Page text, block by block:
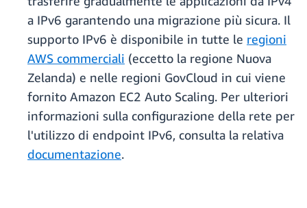
a IPv6 garantendo una migrazione più sicura. Il
supporto IPv6 è disponibile in tutte le regioni
AWS commerciali (eccetto la regione Nuova
Zelanda) e nelle regioni GovCloud in cui viene
fornito Amazon EC2 Auto Scaling. Per ulteriori
informazioni sulla configurazione della rete per
l'utilizzo di endpoint IPv6, consulta la relativa
documentazione.